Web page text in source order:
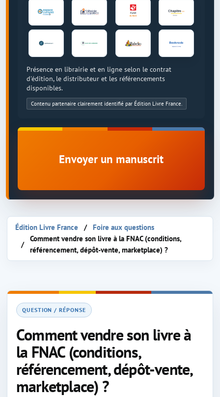
Présence en librairie et en ligne selon le contrat
d'édition, le distributeur et les référencements
disponibles.
Contenu partenaire clairement identifié par Édition Livre France.
Envoyer un manuscrit
Édition Livre France
Foire aux questions
Comment vendre son livre à la FNAC (conditions,
référencement, dépôt-vente, marketplace) ?
QUESTION / RÉPONSE
Comment vendre son livre à
la FNAC (conditions,
référencement, dépôt-vente,
marketplace) ?